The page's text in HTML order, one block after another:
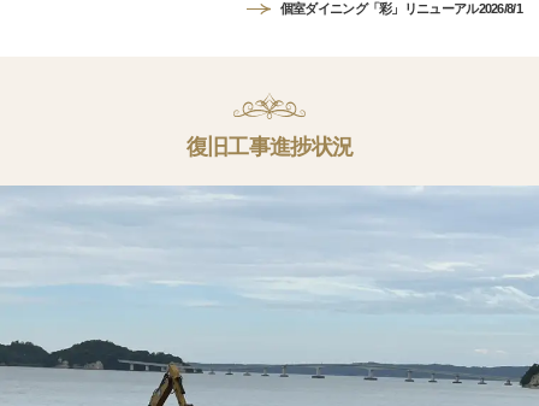
個室ダイニング「彩」リニューアル2026/8/1
復旧工事進捗状況